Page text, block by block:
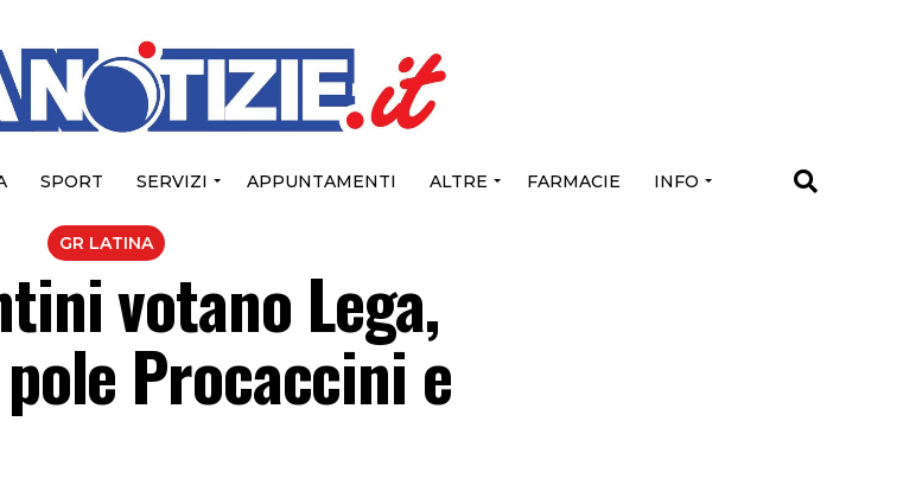
SPORT SERVIZI APPUNTAMENTI ALTRE FARMACIE INFO
GR LATINA
votano Lega,
Procaccini e